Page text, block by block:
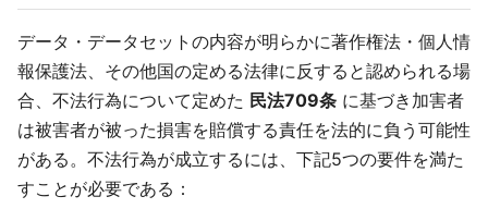
データ・データセットの内容が明らかに著作権法・個人情
報保護法、その他国の定める法律に反すると認められる場
合、不法行為について定めた 民法709条 に基づき加害者
は被害者が被った損害を賠償する責任を法的に負う可能性
がある。不法行為が成立するには、下記5つの要件を満た
すことが必要である：